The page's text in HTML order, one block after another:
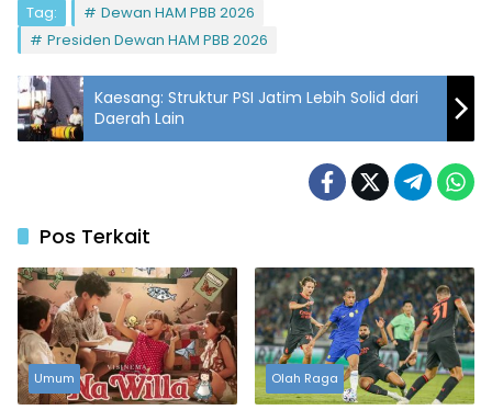
Tag:
Dewan HAM PBB 2026
Presiden Dewan HAM PBB 2026
Kaesang: Struktur PSI Jatim Lebih Solid dari
Daerah Lain
Pos Terkait
Umum Olah Raga